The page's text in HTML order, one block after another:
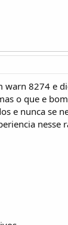
8274 e
o que e
e nunca se